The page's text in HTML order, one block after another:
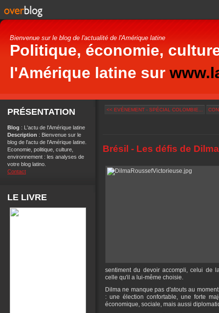
Bienvenue sur le blog de l'actualité de l'Amérique latine
Politique, économie,
l'Amérique latine sur
PRÉSENTATION
Blog : L'actu de l'Amérique latine
Description : Bienvenue sur le
blog de l'actu de l'Amérique latine.
Economie, politique, culture,
environnement : les analyses de
votre blog latino.
Contact
LE LIVRE
<< EVÉNEMENT - SPÉCIAL COLOMBIE...
Brésil - Les défis de
sentiment du devoir accompli, celui de
celle qu'il a lui-même choisie.
Dilma ne manque pas d'atouts au
: une élection confortable, une forte
économique, sociale, mais aussi